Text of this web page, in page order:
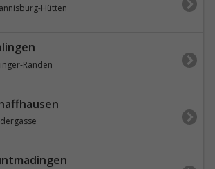
Hütten
Randen